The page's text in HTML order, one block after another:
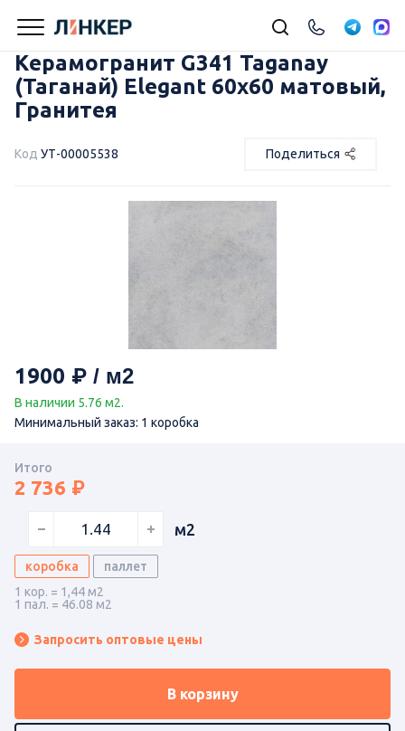
Керамогранит G341 Taganay
(Таганай) Elegant 60х60 матовый,
Гранитея
Код УТ-00005538 Поделиться
1900
В наличии 5.76 м2.
Минимальный заказ: 1 коробка
Итого
2 736
м2
коробка
паллет
1 кор. = 1,44 м2
1 пал. = 46.08 м2
Запросить оптовые цены
В корзину